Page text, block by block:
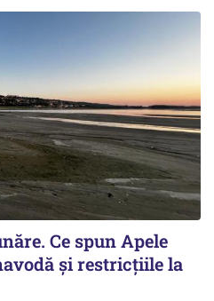
Ce spun Apele
și restricțiile la